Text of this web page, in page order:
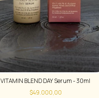
VITAMIN BLEND DAY Serum - 30ml
$49.000,00